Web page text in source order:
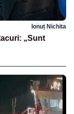
Ionuț Nichita
„Sunt